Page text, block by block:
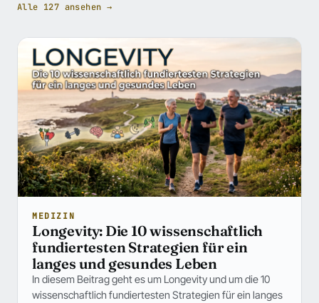
Alle 127 ansehen →
MEDIZIN
Longevity: Die 10 wissenschaftlich
fundiertesten Strategien für ein
langes und gesundes Leben
In diesem Beitrag geht es um Longevity und um die 10
wissenschaftlich fundiertesten Strategien für ein langes